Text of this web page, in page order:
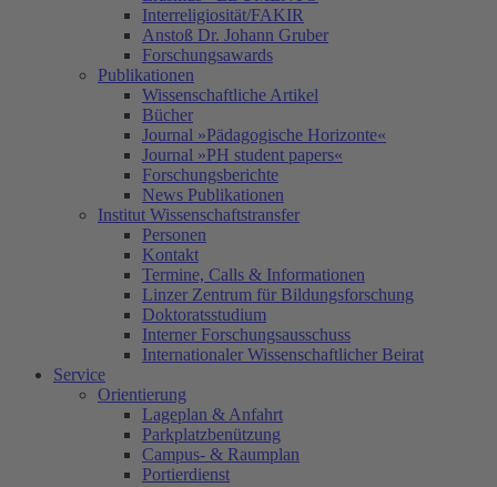
Interreligiosität/FAKIR
Anstoß Dr. Johann Gruber
Forschungsawards
Publikationen
Wissenschaftliche Artikel
Bücher
Journal »Pädagogische Horizonte«
Journal »PH student papers«
Forschungsberichte
News Publikationen
Institut Wissenschaftstransfer
Personen
Kontakt
Termine, Calls & Informationen
Linzer Zentrum für Bildungsforschung
Doktoratsstudium
Interner Forschungsausschuss
Internationaler Wissenschaftlicher Beirat
Service
Orientierung
Lageplan & Anfahrt
Parkplatzbenützung
Campus- & Raumplan
Portierdienst